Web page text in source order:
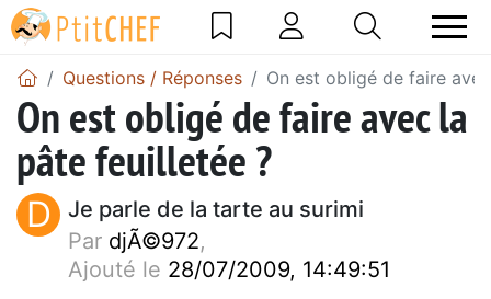
Questions / Réponses On est obligé de faire
On est obligé de faire avec la
pâte feuilletée ?
D
Je parle de la tarte au surimi
Par djÃ©972,
Ajouté le 28/07/2009, 14:49:51